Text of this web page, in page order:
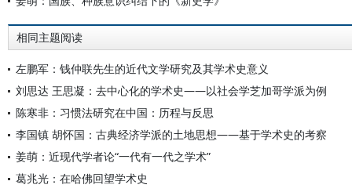
相同主题阅读
左鹏军：钱仲联先生的近代文学研究及其学术史意义
刘思达 王思凝：去中心化的学术史——以社会学芝加哥学派为例
陈寒非：习惯法研究在中国：历程与反思
李国镇 胡怀国：古典经济学派的土地思想——基于学术史的考察
姜萌：近现代学者论“一代有一代之学术”
葛兆光：在哈佛回望学术史